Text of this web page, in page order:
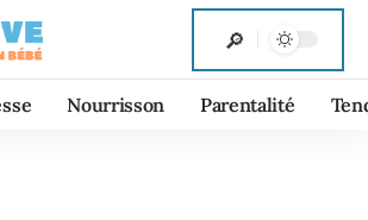
Nourrisson Parentalité